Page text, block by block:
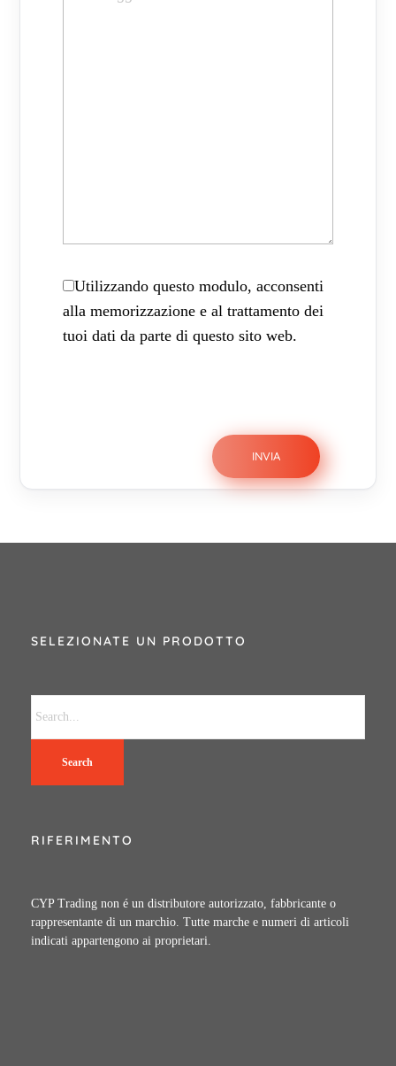
Utilizzando questo modulo, acconsenti
alla memorizzazione e al trattamento dei
tuoi dati da parte di questo sito web.
SELEZIONATE UN PRODOTTO
Search
RIFERIMENTO
CYP Trading non é un distributore autorizzato, fabbricante o
rappresentante di un marchio. Tutte marche e numeri di articoli
indicati appartengono ai proprietari.